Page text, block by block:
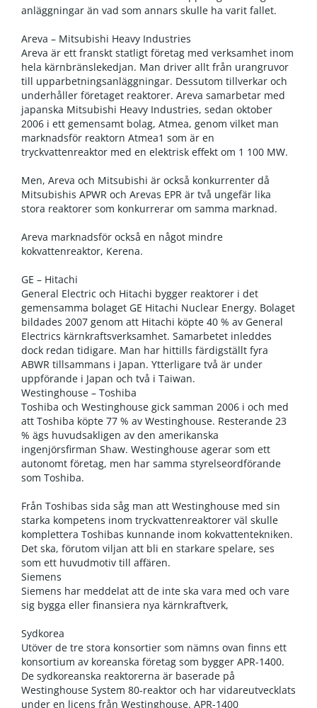
anläggningar än vad som annars skulle ha varit fallet.
Areva – Mitsubishi Heavy Industries
Areva är ett franskt statligt företag med verksamhet inom
hela kärnbränslekedjan. Man driver allt från urangruvor
till upparbetningsanläggningar. Dessutom tillverkar och
underhåller företaget reaktorer. Areva samarbetar med
japanska Mitsubishi Heavy Industries, sedan oktober
2006 i ett gemensamt bolag, Atmea, genom vilket man
marknadsför reaktorn Atmea1 som är en
tryckvattenreaktor med en elektrisk effekt om 1 100 MW.
Men, Areva och Mitsubishi är också konkurrenter då
Mitsubishis APWR och Arevas EPR är två ungefär lika
stora reaktorer som konkurrerar om samma marknad.
Areva marknadsför också en något mindre
kokvattenreaktor, Kerena.
GE – Hitachi
General Electric och Hitachi bygger reaktorer i det
gemensamma bolaget GE Hitachi Nuclear Energy. Bolaget
bildades 2007 genom att Hitachi köpte 40 % av General
Electrics kärnkraftsverksamhet. Samarbetet inleddes
dock redan tidigare. Man har hittills färdigställt fyra
ABWR tillsammans i Japan. Ytterligare två är under
uppförande i Japan och två i Taiwan.
Westinghouse – Toshiba
Toshiba och Westinghouse gick samman 2006 i och med
att Toshiba köpte 77 % av Westinghouse. Resterande 23
% ägs huvudsakligen av den amerikanska
ingenjörsfirman Shaw. Westinghouse agerar som ett
autonomt företag, men har samma styrelseordförande
som Toshiba.
Från Toshibas sida såg man att Westinghouse med sin
starka kompetens inom tryckvattenreaktorer väl skulle
komplettera Toshibas kunnande inom kokvattentekniken.
Det ska, förutom viljan att bli en starkare spelare, ses
som ett huvudmotiv till affären.
Siemens
Siemens har meddelat att de inte ska vara med och vare
sig bygga eller finansiera nya kärnkraftverk,
Sydkorea
Utöver de tre stora konsortier som nämns ovan finns ett
konsortium av koreanska företag som bygger APR-1400.
De sydkoreanska reaktorerna är baserade på
Westinghouse System 80-reaktor och har vidareutvecklats
under en licens från Westinghouse. APR-1400